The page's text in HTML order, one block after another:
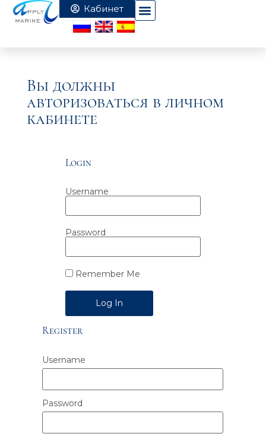
Вы должны
авторизоваться в личном
кабинете
Login
Username
Password
Remember Me
Alternative:
Register
Username
Password